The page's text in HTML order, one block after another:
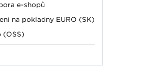
e-shopů
na pokladny EURO (SK)
(OSS)